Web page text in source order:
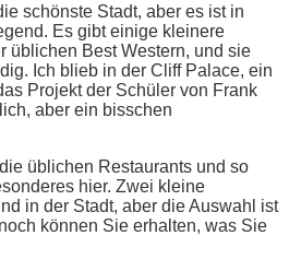
schönste Stadt, aber es ist in
Es gibt einige kleinere
üblichen Best Western, und sie
Ich blieb in der Cliff Palace, ein
Projekt der Schüler von Frank
aber ein bisschen
üblichen Restaurants und so
hier. Zwei kleine
in der Stadt, aber die Auswahl ist
können Sie erhalten, was Sie